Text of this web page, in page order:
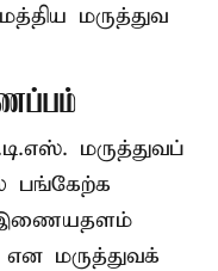
மருத்துவ
மருத்துவப்
பங்கேற்க
இணையதளம்
மருத்துவக்